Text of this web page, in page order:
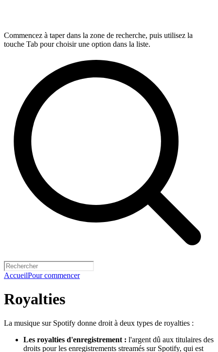
Commencez à taper dans la zone de recherche, puis utilisez la
touche Tab pour choisir une option dans la liste.
AccueilPour commencer
Royalties
La musique sur Spotify donne droit à deux types de royalties :
Les royalties d'enregistrement : l'argent dû aux titulaires des
droits pour les enregistrements streamés sur Spotify, qui est